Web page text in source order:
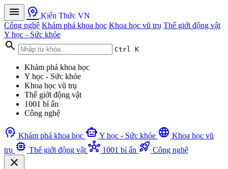
menu psychology Kiến Thức VN
Công nghệ Khám phá khoa học Khoa học vũ trụ Thế giới động vật
Y học - Sức khỏe
search Ctrl K
Khám phá khoa học
Y học - Sức khỏe
Khoa học vũ trụ
Thế giới động vật
1001 bí ẩn
Công nghệ
psychology Khám phá khoa học smart_toy Y học - Sức khỏe language Khoa học vũ
trụ memory Thế giới động vật hub 1001 bí ẩn rocket_launch Công nghệ
close